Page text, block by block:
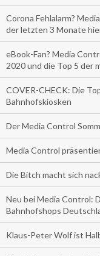
Corona Fehlalarm?
der letzten 3 Monate
eBook-Fan? Media
2020 und die Top 5 der
COVER-CHECK: Die
Bahnhofskiosken
Der Media Control
Media Control
Die Bitch macht sich
Neu bei Media Control:
Bahnhofshops
Klaus-Peter Wolf ist